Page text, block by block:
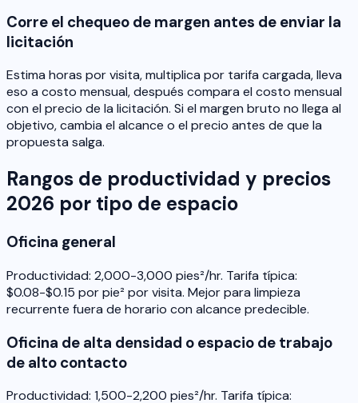
Corre el chequeo de margen antes de enviar la
licitación
Estima horas por visita, multiplica por tarifa cargada, lleva
eso a costo mensual, después compara el costo mensual
con el precio de la licitación. Si el margen bruto no llega al
objetivo, cambia el alcance o el precio antes de que la
propuesta salga.
Rangos de productividad y precios
2026 por tipo de espacio
Oficina general
Productividad: 2,000-3,000 pies²/hr. Tarifa típica:
$0.08-$0.15 por pie² por visita. Mejor para limpieza
recurrente fuera de horario con alcance predecible.
Oficina de alta densidad o espacio de trabajo
de alto contacto
Productividad: 1,500-2,200 pies²/hr. Tarifa típica: